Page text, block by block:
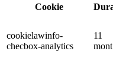
Cookie
cookielawinfo-
checbox-analytics
11